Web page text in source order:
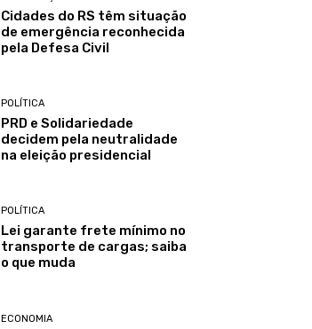
Cidades do RS têm situação
de emergência reconhecida
pela Defesa Civil
POLÍTICA
PRD e Solidariedade
decidem pela neutralidade
na eleição presidencial
POLÍTICA
Lei garante frete mínimo no
transporte de cargas; saiba
o que muda
ECONOMIA